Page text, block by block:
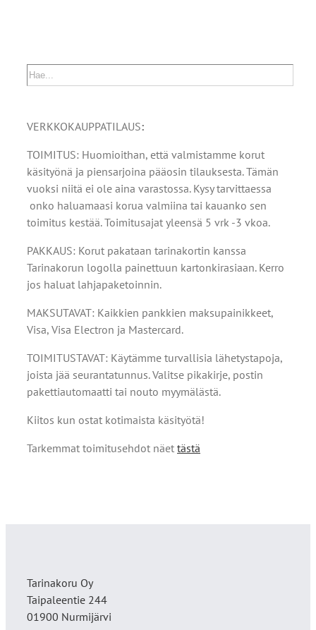
VERKKOKAUPPATILAUS:
TOIMITUS: Huomioithan, että valmistamme korut
käsityönä ja piensarjoina pääosin tilauksesta. Tämän
vuoksi niitä ei ole aina varastossa. Kysy tarvittaessa
onko haluamaasi korua valmiina tai kauanko sen
toimitus kestää. Toimitusajat yleensä 5 vrk -3 vkoa.
PAKKAUS: Korut pakataan tarinakortin kanssa
Tarinakorun logolla painettuun kartonkirasiaan. Kerro
jos haluat lahjapaketoinnin.
MAKSUTAVAT: Kaikkien pankkien maksupainikkeet,
Visa, Visa Electron ja Mastercard.
TOIMITUSTAVAT: Käytämme turvallisia lähetystapoja,
joista jää seurantatunnus. Valitse pikakirje, postin
pakettiautomaatti tai nouto myymälästä.
Kiitos kun ostat kotimaista käsityötä!
Tarkemmat toimitusehdot näet tästä
Tarinakoru Oy
Taipaleentie 244
01900 Nurmijärvi